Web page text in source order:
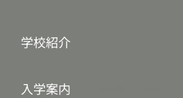
学校紹介
入学案内